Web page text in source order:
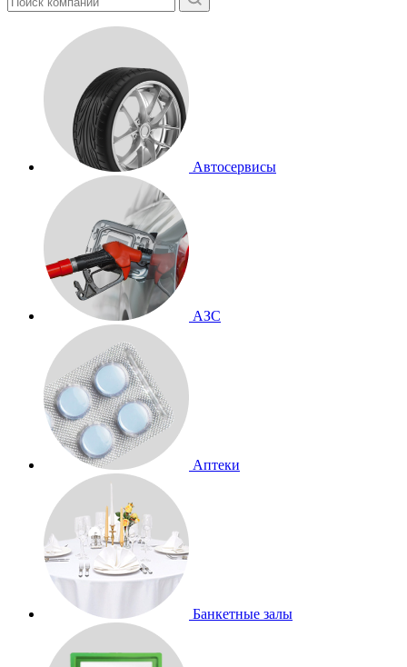
Автосервисы
АЗС
Аптеки
Банкетные залы